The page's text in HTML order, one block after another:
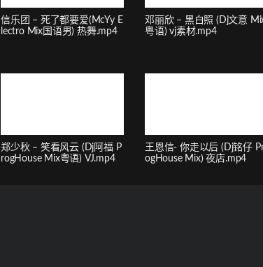
信乐团 – 死了都要爱(McYy E
lectro Mix国语男) 热舞.mp4
邓丽欣 – 黑白照 (Dj文意
粤语) vj素材.mp4
郑少秋 – 笑看风云 (Dj阿福 P
rogHouse Mix粤语) VJ.mp4
王恩信- 你走以后 (Dj铭仔
ogHouse Mix) 夜店.mp4